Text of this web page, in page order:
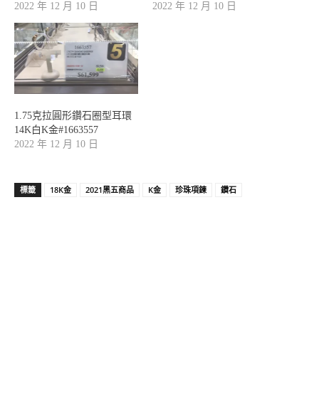
2022 年 12 月 10 日
2022 年 12 月 10 日
1.75克拉圓形鑽石圈型耳環
14K白K金#1663557
2022 年 12 月 10 日
標籤 18K金 2021黑五商品 K金 珍珠項鍊 鑽石